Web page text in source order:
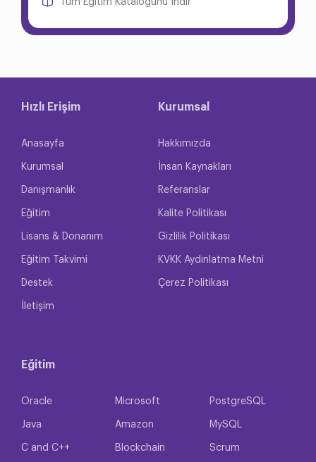
Hızlı Erişim
Anasayfa
Kurumsal
Danışmanlık
Eğitim
Lisans & Donanım
Eğitim Takvimi
Destek
İletişim
Kurumsal
Hakkımızda
İnsan Kaynakları
Referanslar
Kalite Politikası
Gizlilik Politikası
KVKK Aydınlatma Metni
Çerez Politikası
Eğitim
Oracle Microsoft PostgreSQL
Java Amazon MySQL
C and C++ Blockchain Scrum